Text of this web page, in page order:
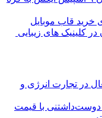
خرید قاب موبایل
کلینیک های زیبایی
در تجارت انرژی و
کوچک و دوست‌داشتنی با قیمت